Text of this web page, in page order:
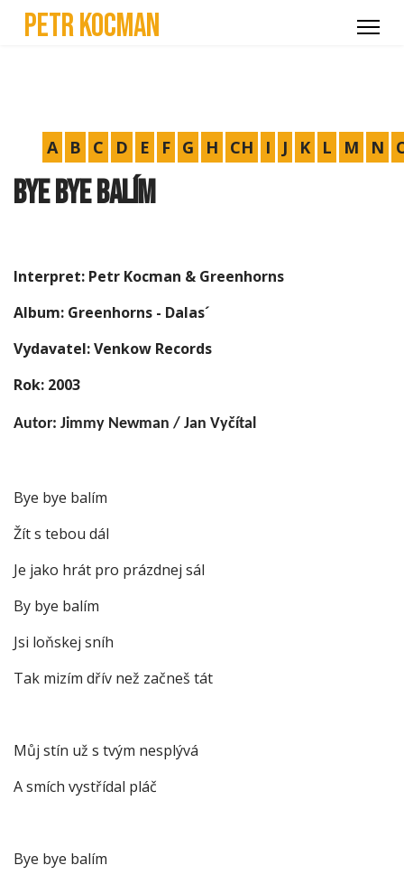
Petr Kocman
A B C D E F G H CH I J K L M N
Bye Bye balím
Interpret: Petr Kocman & Greenhorns
Album: Greenhorns - Dalas´
Vydavatel: Venkow Records
Rok: 2003
Autor: Jimmy Newman / Jan Vyčítal
Bye bye balím
Žít s tebou dál
Je jako hrát pro prázdnej sál
By bye balím
Jsi loňskej sníh
Tak mizím dřív než začneš tát
Můj stín už s tvým nesplývá
A smích vystřídal pláč
Bye bye balím